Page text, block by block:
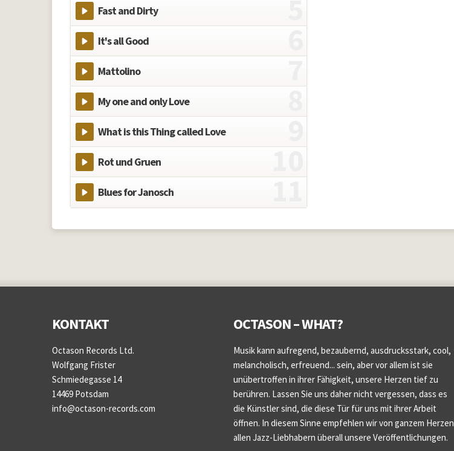
Fast and Dirty
It's all Good
Mattolino
My one and only Love
What is this Thing called Love
Rot und Gruen
Blues for Janosch
KONTAKT
Octason Records Ltd.
Wolfgang Frister
Schmiedegasse 14
14469 Potsdam
info@octason-records.com
OCTASON – WHAT?
Musik kann aufregend, bezaubernd, ausdrucksstark, cool,
melancholisch, erfreuend... sein, aber vor allem ist sie
unübertroffen in ihrer Fähigkeit, unsere Herzen tief zu
berühren. Lassen Sie uns daher nicht vergessen, dass es
die Künstler sind, die diese Tür für uns mit ihrer Arbeit
öffnen. In diesem Sinne empfehlen wir von ganzem Herzen
allen Jazz-Liebhabern überall unsere Veröffentlichungen.